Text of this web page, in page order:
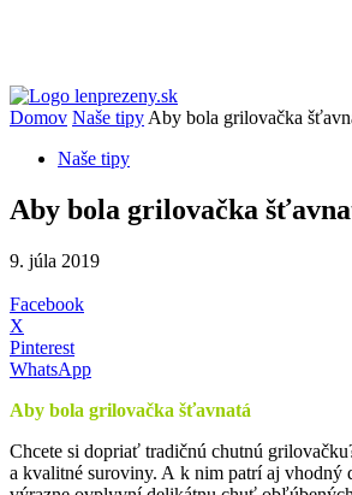
Domov Naše tipy Aby bola grilovačka
Naše tipy
Aby bola grilovačka
9. júla 2019
Facebook
X
Pinterest
WhatsApp
Aby bola grilovačka šťavnatá
Chcete si dopriať tradičnú chutnú
a kvalitné suroviny. A k nim patrí aj vhodný